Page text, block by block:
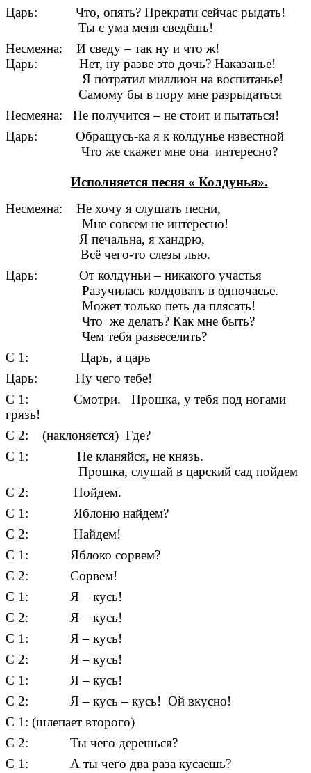
Царь: Что, опять? Прекрати сейчас рыдать!
Ты с ума меня сведёшь!
Несмеяна: И сведу – так ну и что ж!
Царь: Нет, ну разве это дочь? Наказанье!
Я потратил миллион на воспитанье!
Самому бы в пору мне разрыдаться
Несмеяна: Не получится – не стоит и пытаться!
Царь: Обращусь-ка я к колдунье известной
же скажет мне она интересно?
Исполняется песня « Колдунья».
Несмеяна: Не хочу я слушать песни,
Мне совсем не интересно!
Я печальна, я хандрю,
Всё чего-то слезы лью.
Царь: От колдуньи – никакого участья
Разучилась колдовать в одночасье.
Может только петь да плясать!
Что же делать? Как мне быть?
Чем тебя развеселить?
С 1: Царь, а царь
Царь: Ну чего тебе!
С 1: Смотри. Прошка, у тебя под ногами
грязь!
С 2: (наклоняется) Где?
С 1: Не кланяйся, не князь.
Прошка, слушай в царский сад пойдем
С 2: Пойдем.
С 1: Яблоню найдем?
С 2: Найдем!
С 1: Яблоко сорвем?
С 2: Сорвем!
С 1: Я – кусь!
С 2: Я – кусь!
С 1: Я – кусь!
С 2: Я – кусь!
С 1: Я – кусь!
С 2: Я – кусь – кусь! Ой вкусно!
С 1: (шлепает второго)
С 2: Ты чего дерешься?
С 1: А ты чего два раза кусаешь?